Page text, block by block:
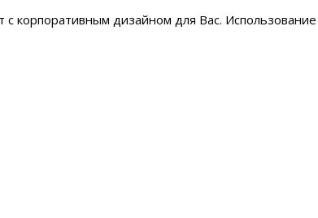
с корпоративным дизайном для Вас.